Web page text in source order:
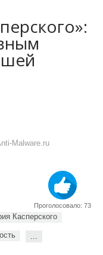
Malware.ru
Проголосовало: 73
Касперского
...